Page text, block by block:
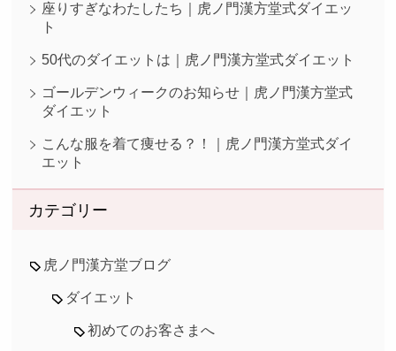
座りすぎなわたしたち｜虎ノ門漢方堂式ダイエッ
ト
50代のダイエットは｜虎ノ門漢方堂式ダイエット
ゴールデンウィークのお知らせ｜虎ノ門漢方堂式
ダイエット
こんな服を着て痩せる？！｜虎ノ門漢方堂式ダイ
エット
カテゴリー
虎ノ門漢方堂ブログ
ダイエット
初めてのお客さまへ